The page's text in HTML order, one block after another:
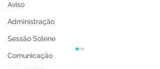
Aviso
Administração
Sessão Solene
Comunicação